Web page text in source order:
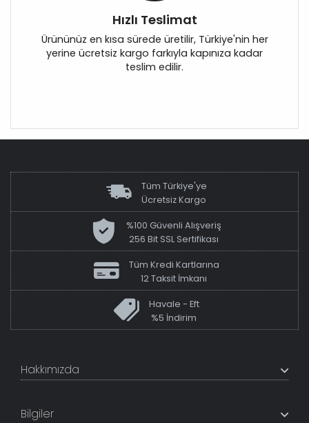
Hızlı Teslimat
Ürününüz en kısa sürede üretilir, Türkiye'nin her
yerine ücretsiz kargo farkıyla kapınıza kadar
teslim edilir.
Tüm Türkiye'ye
Ücretsiz Kargo
%100 Güvenli Alışveriş
256 Bit SSL Sertifikası
Tüm Kredi Kartlarına
12 Taksit İmkanı
Havale - Eft
%5 İndirim
Hakkımızda
TabloShop, müşteri memnuniyetini en üst seviyede
Bilgiler